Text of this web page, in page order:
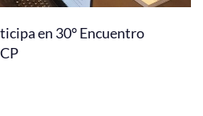
en 30° Encuentro